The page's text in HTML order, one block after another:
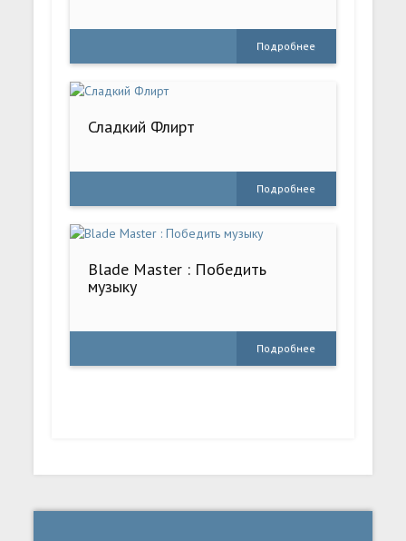
Подробнее
Сладкий Флирт
Подробнее
Blade Master : Победить
музыку
Подробнее